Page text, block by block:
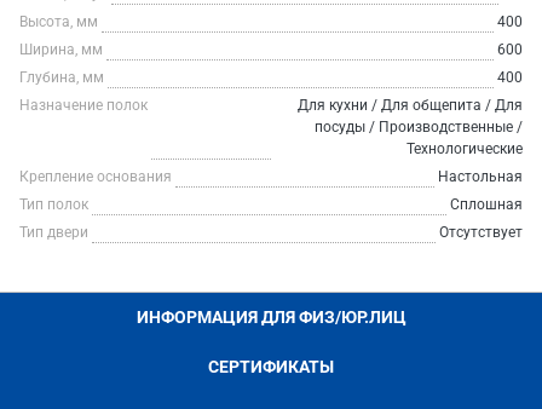
Высота, мм
400
Ширина, мм
600
Глубина, мм
400
Назначение полок
Для кухни / Для общепита / Для
посуды / Производственные /
Технологические
Крепление основания
Настольная
Тип полок
Сплошная
Тип двери
Отсутствует
ИНФОРМАЦИЯ ДЛЯ ФИЗ/ЮР.ЛИЦ
СЕРТИФИКАТЫ